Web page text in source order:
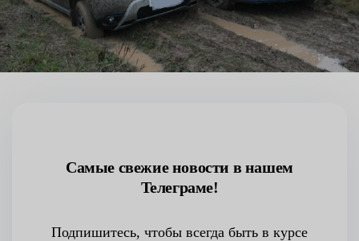
Самые свежие новости в нашем
Телеграме!
Подпишитесь, чтобы всегда быть в курсе